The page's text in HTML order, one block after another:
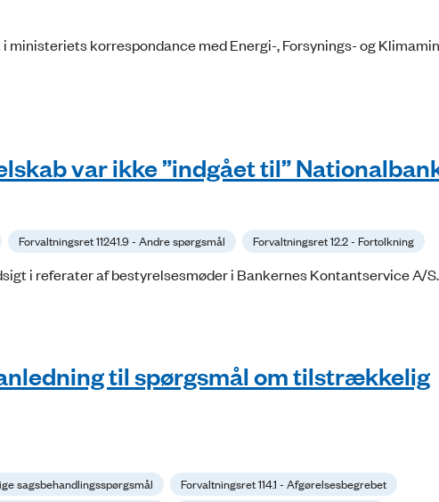
korrespondance med Energi-, Forsynings- og
var ikke ”indgået til”
Forvaltningsret 11241.9 - Andre spørgsmål Forvaltningsret 12.2 - Fortolkning
i referater af bestyrelsesmøder i Bankernes Kontantservice A/S.
til spørgsmål om tilstrækkelig
sagsbehandlingsspørgsmål
Forvaltningsret 114.1 - Afgørelsesbegrebet